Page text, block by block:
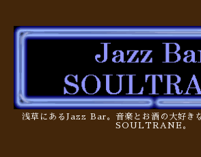
浅草にあるJazz Bar。音楽とお酒の大好き
SOULTRANE。